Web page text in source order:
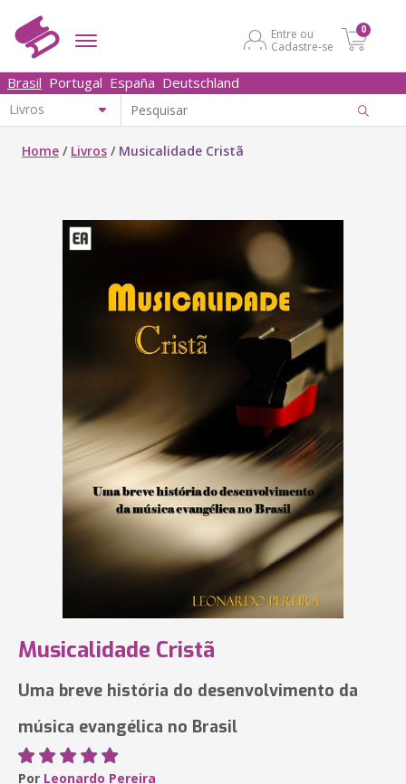
Entre ou
Cadastre-se
0
Brasil Portugal España Deutschland
Home / Livros / Musicalidade Cristã
Musicalidade Cristã
Uma breve história do desenvolvimento da
música evangélica no Brasil
Por Leonardo Pereira